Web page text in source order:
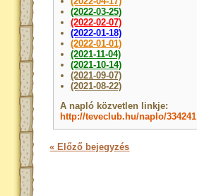
(2022-03-25)
(2022-02-07)
(2022-01-18)
(2022-01-01)
(2021-11-04)
(2021-10-14)
(2021-09-07)
(2021-08-22)
A napló közvetlen linkje:
http://teveclub.hu/naplo/334241
« Előző bejegyzés